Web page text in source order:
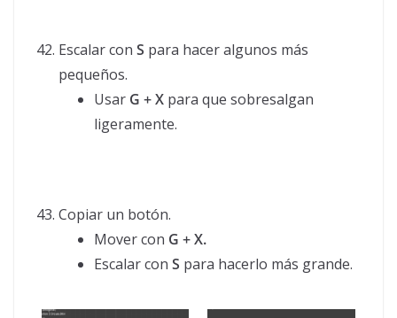
Escalar con S para hacer algunos más
pequeños.
Usar G + X para que sobresalgan
ligeramente.
Copiar un botón.
Mover con G + X.
Escalar con S para hacerlo más grande.